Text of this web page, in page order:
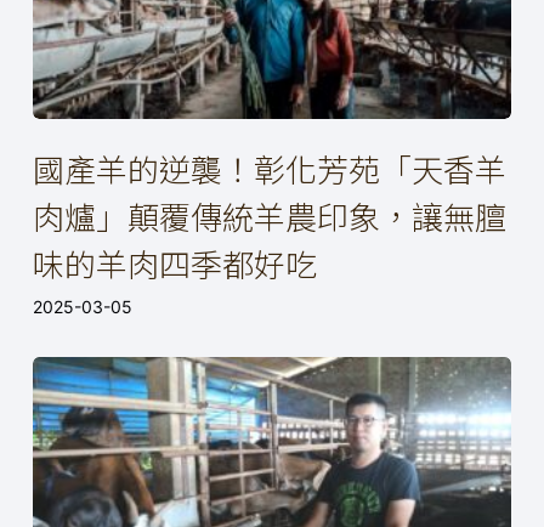
國產羊的逆襲！彰化芳苑「天香羊
肉爐」顛覆傳統羊農印象，讓無膻
味的羊肉四季都好吃
2025-03-05